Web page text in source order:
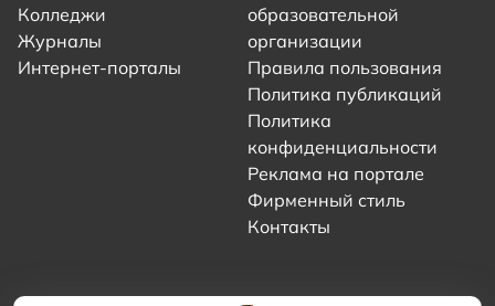
Колледжи
Журналы
Интернет-порталы
образовательной
организации
Правила пользования
Политика публикаций
Политика
конфиденциальности
Реклама на портале
Фирменный стиль
Контакты